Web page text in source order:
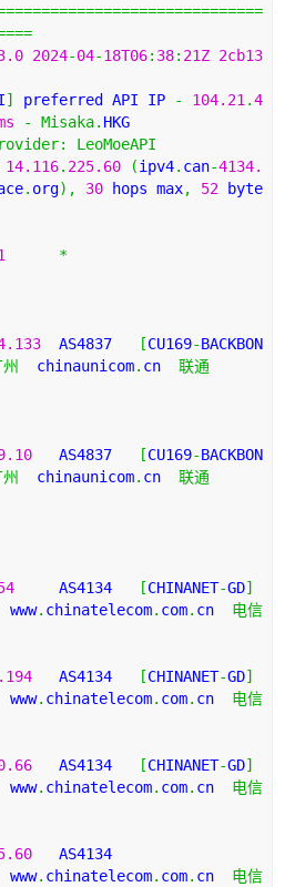
2024-04-18T06: 38: 21Z 2cb13
] preferred API IP - 104.21 .4
- Misaka. HKG
:
LeoMoeAPI
14.116. 225.60 (ipv4. can-4134.
. org), 30 hops max, 52 byte
*
  AS4837
[CU169-BACKBON
  chinaunicom
. cn 联通
   AS4837
[CU169-BACKBON
  chinaunicom
. cn 联通
     AS4134
[CHINANET-GD]
www
. chinatelecom. com. cn 电信
   AS4134
[CHINANET-GD]
www
. chinatelecom. com. cn 电信
   AS4134
[CHINANET-GD]
www
. chinatelecom. com. cn 电信
www
. chinatelecom. com. cn 电信